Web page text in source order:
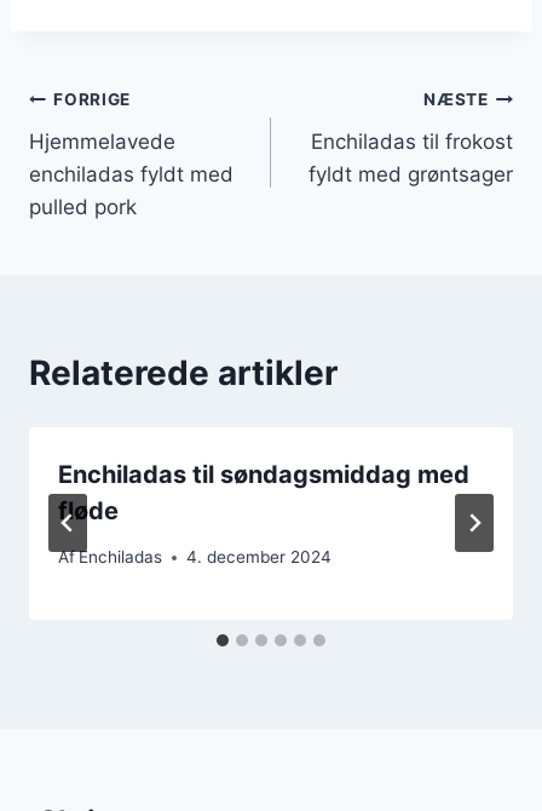
Indlægsnavigation
FORRIGE
Hjemmelavede
enchiladas fyldt med
pulled pork
NÆSTE
Enchiladas til frokost
fyldt med grøntsager
Relaterede artikler
Enchiladas til søndagsmiddag med
fløde
AfEnchiladas 4. december 2024